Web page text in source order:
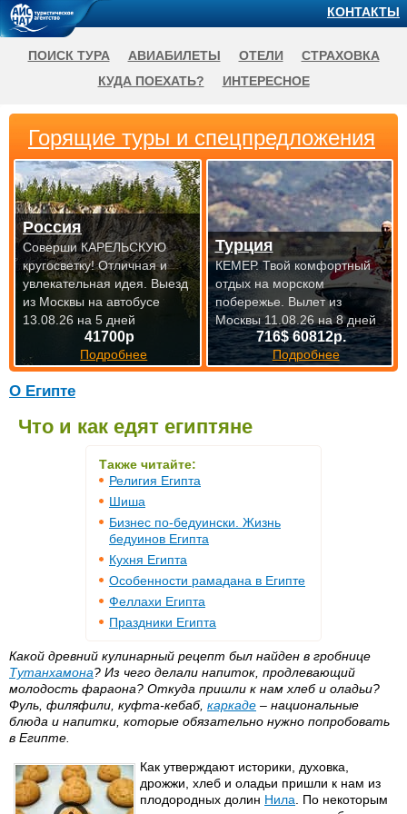
О Египте
Что и как едят египтяне
Также читайте:
Религия Египта
Шиша
Бизнес по-бедуински. Жизнь
бедуинов Египта
Кухня Египта
Особенности рамадана в Египте
Феллахи Египта
Праздники Египта
Какой древний кулинарный рецепт был найден в гробнице
Тутанхамона? Из чего делали напиток, продлевающий
молодость фараона? Откуда пришли к нам хлеб и оладьи?
Фуль, филяфили, куфта-кебаб, каркаде – национальные
блюда и напитки, которые обязательно нужно попробовать
в Египте.
Как утверждают историки, духовка,
дрожжи, хлеб и оладьи пришли к нам из
плодородных долин Нила . По некоторым
Горящие туры и спецпредложения
41700р
Подробнее
Россия
Соверши КАРЕЛЬСКУЮ
кругосветку! Отличная и
увлекательная идея. Выезд
из Москвы на автобусе
13.08.26 на 5 дней
716$ 60812р.
Подробнее
Турция
КЕМЕР. Твой комфортный
отдых на морском
побережье. Вылет из
Москвы 11.08.26 на 8 дней
КОНТАКТЫ
ПОИСК ТУРА АВИАБИЛЕТЫ ОТЕЛИ
СТРАХОВКА
КУДА ПОЕХАТЬ?
ИНТЕРЕСНОЕ